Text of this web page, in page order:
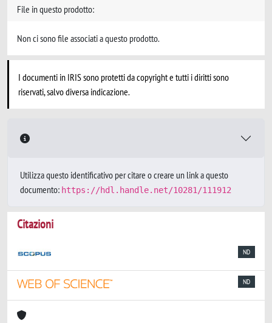
File in questo prodotto:
Non ci sono file associati a questo prodotto.
I documenti in IRIS sono protetti da copyright e tutti i diritti sono
riservati, salvo diversa indicazione.
Utilizza questo identificativo per citare o creare un link a questo
documento: https://hdl.handle.net/10281/111912
Citazioni
ND
ND